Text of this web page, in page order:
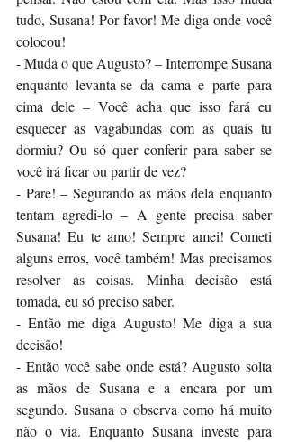
tudo, Susana! Por favor! Me diga onde você
colocou!
- Muda o que Augusto? – Interrompe Susana
enquanto levanta-se da cama e parte para
cima dele – Você acha que isso fará eu
esquecer as vagabundas com as quais tu
dormiu? Ou só quer conferir para saber se
você irá ficar ou partir de vez?
- Pare! – Segurando as mãos dela enquanto
tentam agredi-lo – A gente precisa saber
Susana! Eu te amo! Sempre amei! Cometi
alguns erros, você também! Mas precisamos
resolver as coisas. Minha decisão está
tomada, eu só preciso saber.
- Então me diga Augusto! Me diga a sua
decisão!
- Então você sabe onde está? Augusto solta
as mãos de Susana e a encara por um
segundo. Susana o observa como há muito
não o via. Enquanto Susana investe para